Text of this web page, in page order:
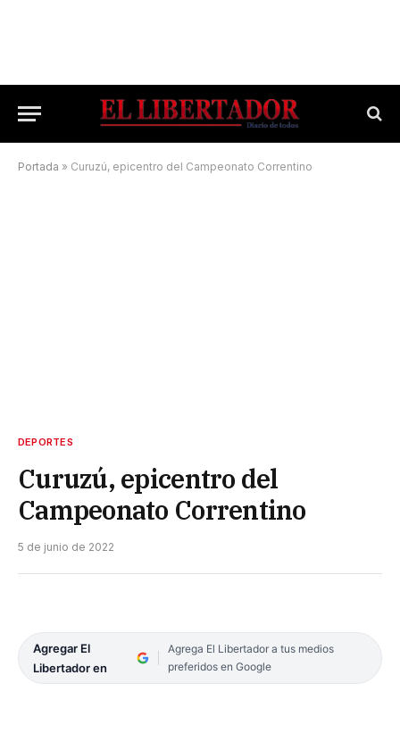
Portada » Curuzú, epicentro del Campeonato Correntino
DEPORTES
Curuzú, epicentro del
Campeonato Correntino
5 de junio de 2022
Agregar El
Libertador en
Agrega El Libertador a tus medios
preferidos en Google